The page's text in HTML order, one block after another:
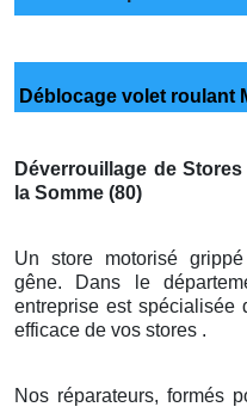
Déblocage volet roulant
Déverrouillage de
la Somme (80)
Un store motorisé
gêne. Dans le
entreprise est spécialisée
efficace de vos stores .
Nos réparateurs, formés